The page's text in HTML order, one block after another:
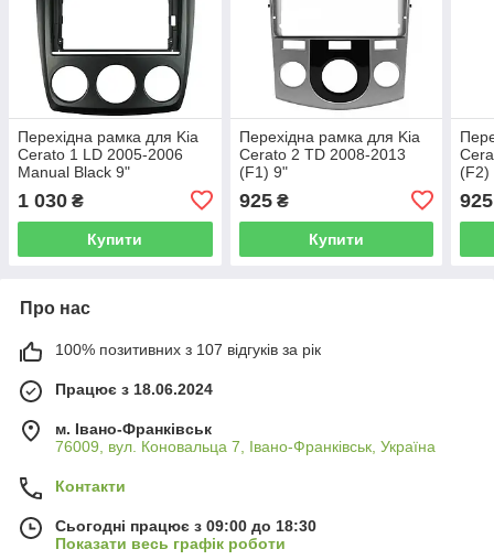
Перехідна рамка для Kia
Cerato 1 LD 2005-2006
Manual Black 9"
1 030 ₴
Купити
Перехідна рамка для Kia
Cerato 2 TD 2008-2013
(F1) 9"
925₴
Купити
(F2)
925
Про нас
100% позитивних з 107 відгуків за рік
Працює з 18.06.2024
м. Івано-Франківськ
76009, вул. Коновальца 7, Івано-Франківськ, Україна
Контакти
Сьогодні працює з 09:00 до 18:30
Показати весь графік роботи